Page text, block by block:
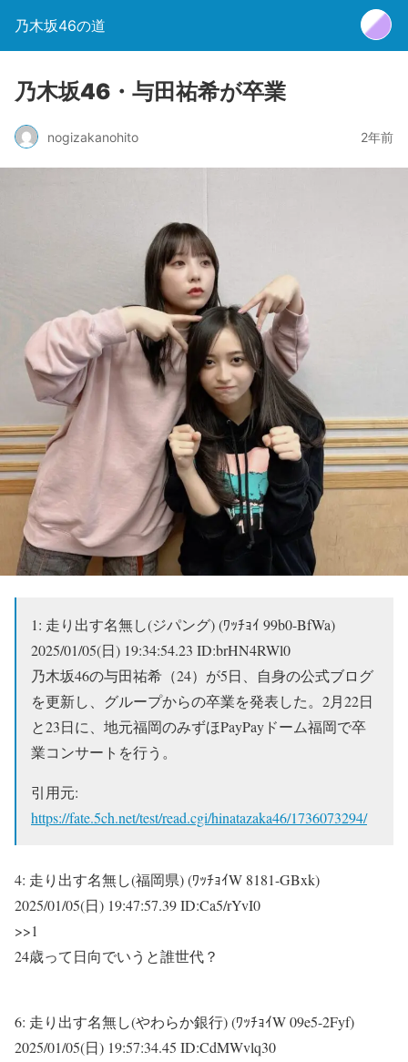
乃木坂46の道
乃木坂46・与田祐希が卒業
nogizakanohito 2年前
1: 走り出す名無し(ジパング) (ﾜｯﾁｮｲ 99b0-BfWa)
2025/01/05(日) 19:34:54.23 ID:brHN4RWl0
乃木坂46の与田祐希（24）が5日、自身の公式ブログ
を更新し、グループからの卒業を発表した。2月22日
と23日に、地元福岡のみずほPayPayドーム福岡で卒
業コンサートを行う。
引用元:
https://fate.5ch.net/test/read.cgi/hinatazaka46/1736073294/
4: 走り出す名無し(福岡県) (ﾜｯﾁｮｲW 8181-GBxk)
2025/01/05(日) 19:47:57.39 ID:Ca5/rYvI0
>>1
24歳って日向でいうと誰世代？
6: 走り出す名無し(やわらか銀行) (ﾜｯﾁｮｲW 09e5-2Fyf)
2025/01/05(日) 19:57:34.45 ID:CdMWvlq30